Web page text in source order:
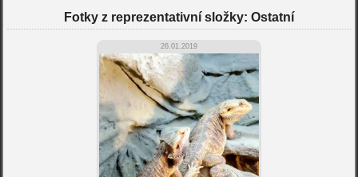
Fotky z reprezentativní složky: Ostatní
26.01.2019